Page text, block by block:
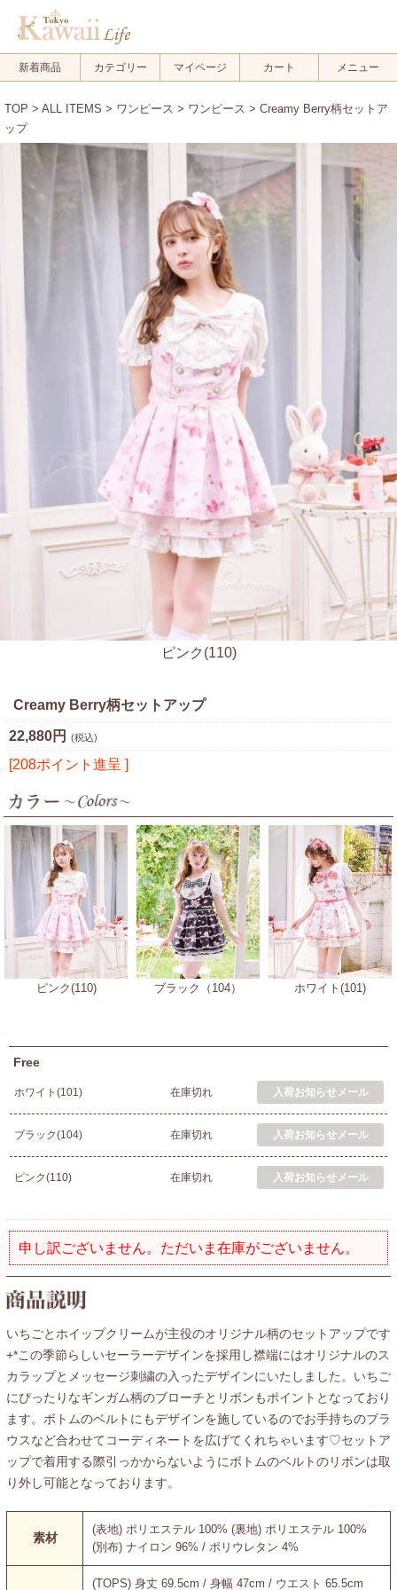
新着商品 カテゴリー マイページ カート メニュー
TOP > ALL ITEMS > ワンピース > ワンピース > Creamy Berry柄セットア
ップ
ピンク(110)
Creamy Berry柄セットアップ
22,880円 (税込)
[208ポイント進呈 ]
ピンク(110) ブラック（104） ホワイト(101)
Free
ホワイト(101) 在庫切れ
ブラック(104) 在庫切れ
ピンク(110) 在庫切れ
申し訳ございません。ただいま在庫がございません。
いちごとホイップクリームが主役のオリジナル柄のセットアップです
+*この季節らしいセーラーデザインを採用し襟端にはオリジナルのス
カラップとメッセージ刺繍の入ったデザインにいたしました。いちご
にぴったりなギンガム柄のブローチとリボンもポイントとなっており
ます。ボトムのベルトにもデザインを施しているのでお手持ちのブラ
ウスなど合わせてコーディネートを広げてくれちゃいます♡セットア
ップで着用する際引っかからないようにボトムのベルトのリボンは取
り外し可能となっております。
素材
(表地) ポリエステル 100% (裏地) ポリエステル 100%
(別布) ナイロン 96% / ポリウレタン 4%
(TOPS) 身丈 69.5cm / 身幅 47cm / ウエスト 65.5cm